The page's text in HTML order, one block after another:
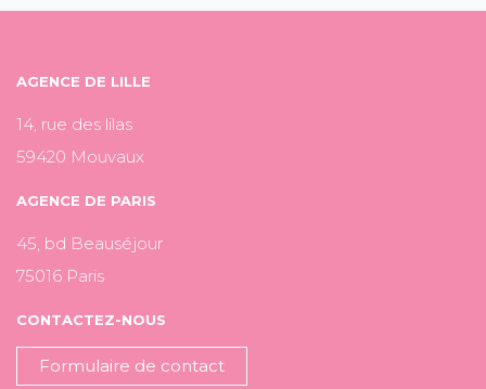
AGENCE DE LILLE
14, rue des lilas
59420 Mouvaux
AGENCE DE PARIS
45, bd Beauséjour
75016 Paris
CONTACTEZ-NOUS
Formulaire de contact